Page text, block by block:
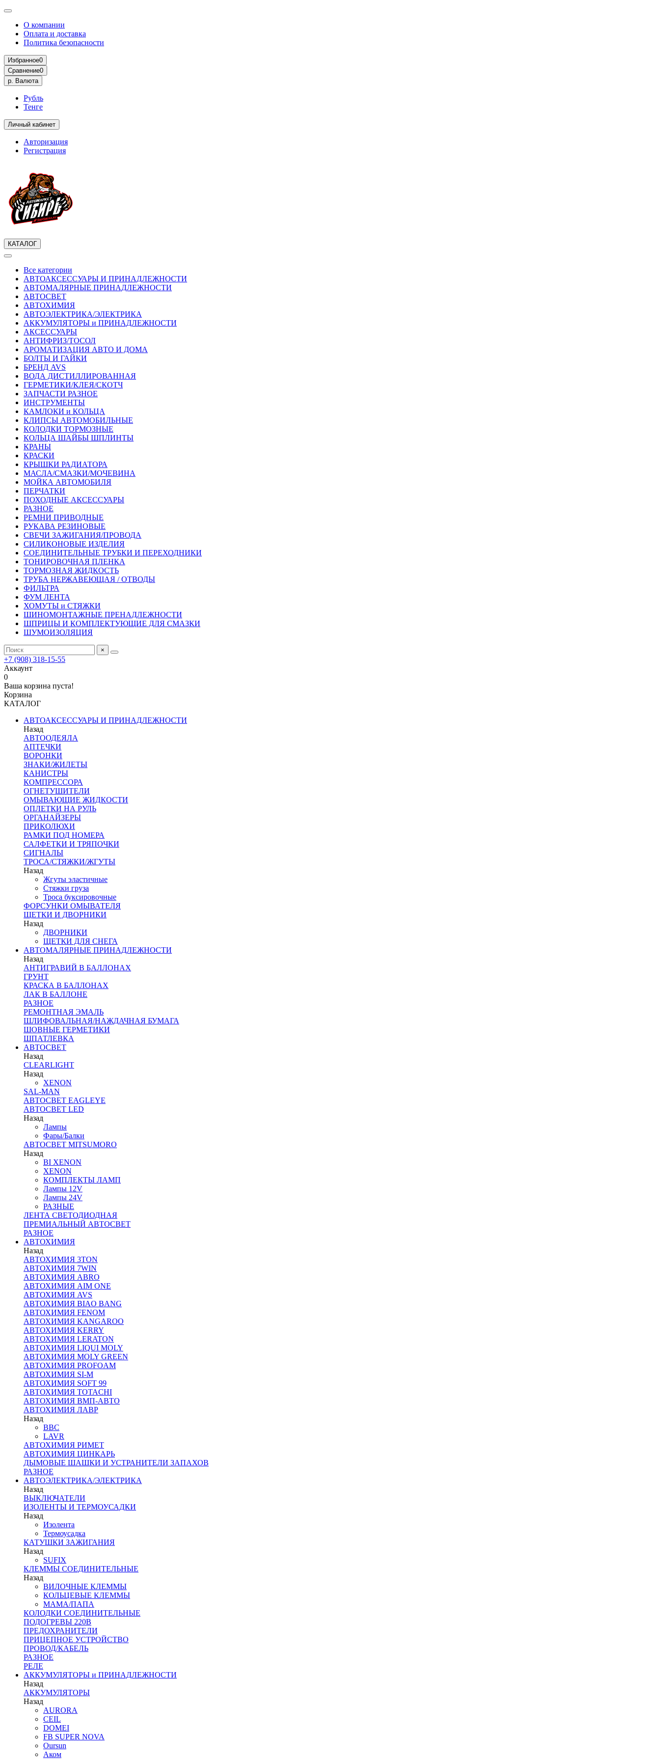
О компании
Оплата и доставка
Политика безопасности
Избранное0
Сравнение0
р. Валюта
Рубль
Тенге
Личный кабинет
Авторизация
Регистрация
КАТАЛОГ
Все категории
АВТОАКСЕССУАРЫ И ПРИНАДЛЕЖНОСТИ
АВТОМАЛЯРНЫЕ ПРИНАДЛЕЖНОСТИ
АВТОСВЕТ
АВТОХИМИЯ
АВТОЭЛЕКТРИКА/ЭЛЕКТРИКА
АККУМУЛЯТОРЫ и ПРИНАДЛЕЖНОСТИ
АКСЕССУАРЫ
АНТИФРИЗ/ТОСОЛ
АРОМАТИЗАЦИЯ АВТО И ДОМА
БОЛТЫ И ГАЙКИ
БРЕНД AVS
ВОДА ДИСТИЛЛИРОВАННАЯ
ГЕРМЕТИКИ/КЛЕЯ/СКОТЧ
ЗАПЧАСТИ РАЗНОЕ
ИНСТРУМЕНТЫ
КАМЛОКИ и КОЛЬЦА
КЛИПСЫ АВТОМОБИЛЬНЫЕ
КОЛОДКИ ТОРМОЗНЫЕ
КОЛЬЦА ШАЙБЫ ШПЛИНТЫ
КРАНЫ
КРАСКИ
КРЫШКИ РАДИАТОРА
МАСЛА/СМАЗКИ/МОЧЕВИНА
МОЙКА АВТОМОБИЛЯ
ПЕРЧАТКИ
ПОХОДНЫЕ АКСЕССУАРЫ
РАЗНОЕ
РЕМНИ ПРИВОДНЫЕ
РУКАВА РЕЗИНОВЫЕ
СВЕЧИ ЗАЖИГАНИЯ/ПРОВОДА
СИЛИКОНОВЫЕ ИЗДЕЛИЯ
СОЕДИНИТЕЛЬНЫЕ ТРУБКИ И ПЕРЕХОДНИКИ
ТОНИРОВОЧНАЯ ПЛЕНКА
ТОРМОЗНАЯ ЖИДКОСТЬ
ТРУБА НЕРЖАВЕЮЩАЯ / ОТВОДЫ
ФИЛЬТРА
ФУМ ЛЕНТА
ХОМУТЫ и СТЯЖКИ
ШИНОМОНТАЖНЫЕ ПРЕНАДЛЕЖНОСТИ
ШПРИЦЫ И КОМПЛЕКТУЮЩИЕ ДЛЯ СМАЗКИ
ШУМОИЗОЛЯЦИЯ
×
+7 (908) 318-15-55
Аккаунт
0
Ваша корзина пуста!
Корзина
КАТАЛОГ
АВТОАКСЕССУАРЫ И ПРИНАДЛЕЖНОСТИ
Назад
АВТООДЕЯЛА
АПТЕЧКИ
ВОРОНКИ
ЗНАКИ/ЖИЛЕТЫ
КАНИСТРЫ
КОМПРЕССОРА
ОГНЕТУШИТЕЛИ
ОМЫВАЮЩИЕ ЖИДКОСТИ
ОПЛЕТКИ НА РУЛЬ
ОРГАНАЙЗЕРЫ
ПРИКОЛЮХИ
РАМКИ ПОД НОМЕРА
САЛФЕТКИ И ТРЯПОЧКИ
СИГНАЛЫ
ТРОСА/СТЯЖКИ/ЖГУТЫ
Назад
Жгуты эластичные
Стяжки груза
Троса буксировочные
ФОРСУНКИ ОМЫВАТЕЛЯ
ЩЕТКИ И ДВОРНИКИ
Назад
ДВОРНИКИ
ЩЕТКИ ДЛЯ СНЕГА
АВТОМАЛЯРНЫЕ ПРИНАДЛЕЖНОСТИ
Назад
АНТИГРАВИЙ В БАЛЛОНАХ
ГРУНТ
КРАСКА В БАЛЛОНАХ
ЛАК В БАЛЛОНЕ
РАЗНОЕ
РЕМОНТНАЯ ЭМАЛЬ
ШЛИФОВАЛЬНАЯ/НАЖДАЧНАЯ БУМАГА
ШОВНЫЕ ГЕРМЕТИКИ
ШПАТЛЕВКА
АВТОСВЕТ
Назад
CLEARLIGHT
Назад
XENON
SAL-MAN
АВТОСВЕТ EAGLEYE
АВТОСВЕТ LED
Назад
Лампы
Фары/Балки
АВТОСВЕТ MITSUMORO
Назад
BI XENON
XENON
КОМПЛЕКТЫ ЛАМП
Лампы 12V
Лампы 24V
РАЗНЫЕ
ЛЕНТА СВЕТОДИОДНАЯ
ПРЕМИАЛЬНЫЙ АВТОСВЕТ
РАЗНОЕ
АВТОХИМИЯ
Назад
АВТОХИМИЯ 3TON
АВТОХИМИЯ 7WIN
АВТОХИМИЯ ABRO
АВТОХИМИЯ AIM ONE
АВТОХИМИЯ AVS
АВТОХИМИЯ BIAO BANG
АВТОХИМИЯ FENOM
АВТОХИМИЯ KANGAROO
АВТОХИМИЯ KERRY
АВТОХИМИЯ LERATON
АВТОХИМИЯ LIQUI MOLY
АВТОХИМИЯ MOLY GREEN
АВТОХИМИЯ PROFOAM
АВТОХИМИЯ SI-M
АВТОХИМИЯ SOFT 99
АВТОХИМИЯ TOTACHI
АВТОХИМИЯ ВМП-АВТО
АВТОХИМИЯ ЛАВР
Назад
BBC
LAVR
АВТОХИМИЯ РИМЕТ
АВТОХИМИЯ ЦИНКАРЬ
ДЫМОВЫЕ ШАШКИ И УСТРАНИТЕЛИ ЗАПАХОВ
РАЗНОЕ
АВТОЭЛЕКТРИКА/ЭЛЕКТРИКА
Назад
ВЫКЛЮЧАТЕЛИ
ИЗОЛЕНТЫ И ТЕРМОУСАДКИ
Назад
Изолента
Термоусадка
КАТУШКИ ЗАЖИГАНИЯ
Назад
SUFIX
КЛЕММЫ СОЕДИНИТЕЛЬНЫЕ
Назад
ВИЛОЧНЫЕ КЛЕММЫ
КОЛЬЦЕВЫЕ КЛЕММЫ
МАМА/ПАПА
КОЛОДКИ СОЕДИНИТЕЛЬНЫЕ
ПОДОГРЕВЫ 220В
ПРЕДОХРАНИТЕЛИ
ПРИЦЕПНОЕ УСТРОЙСТВО
ПРОВОД/КАБЕЛЬ
РАЗНОЕ
РЕЛЕ
АККУМУЛЯТОРЫ и ПРИНАДЛЕЖНОСТИ
Назад
АККУМУЛЯТОРЫ
Назад
AURORA
CEIL
DOMEI
FB SUPER NOVA
Oursun
Аком